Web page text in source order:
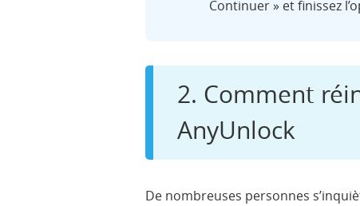
Continuer » et finissez
2. Comment
AnyUnlock
De nombreuses personnes